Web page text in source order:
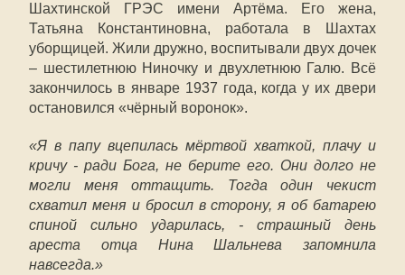
Шахтинской ГРЭС имени Артёма. Его жена,
Татьяна Константиновна, работала в Шахтах
уборщицей. Жили дружно, воспитывали двух дочек
– шестилетнюю Ниночку и двухлетнюю Галю. Всё
закончилось в январе 1937 года, когда у их двери
остановился «чёрный воронок».
«Я в папу вцепилась мёртвой хваткой, плачу и
кричу - ради Бога, не берите его. Они долго не
могли меня оттащить. Тогда один чекист
схватил меня и бросил в сторону, я об батарею
спиной сильно ударилась, - страшный день
ареста отца Нина Шальнева запомнила
навсегда.»